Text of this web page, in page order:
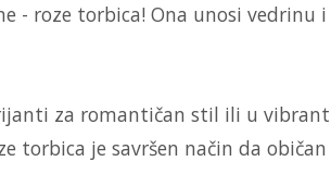
- roze torbica! Ona unosi vedrinu
za romantičan stil ili u
torbica je savršen način da